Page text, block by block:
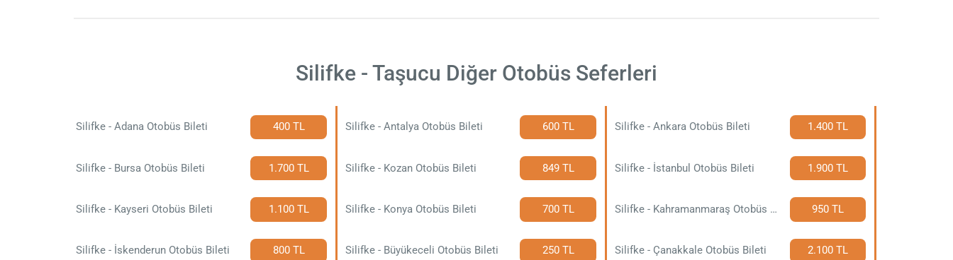
Silifke - Taşucu Diğer Otobüs Seferleri
Silifke - Adana Otobüs Bileti 400 TL Silifke - Antalya Otobüs Bileti 600 TL Silifke - Ankara Otobüs Bileti 1.400 TL
Silifke - Bursa Otobüs Bileti 1.700 TL Silifke - Kozan Otobüs Bileti 849 TL Silifke - İstanbul Otobüs Bileti 1.900 TL
Silifke - Kayseri Otobüs Bileti 1.100 TL Silifke - Konya Otobüs Bileti 700 TL Silifke - Kahramanmaraş Otobüs Bileti 950 TL
Silifke - İskenderun Otobüs Bileti 800 TL Silifke - Büyükeceli Otobüs Bileti 250 TL Silifke - Çanakkale Otobüs Bileti 2.100 TL